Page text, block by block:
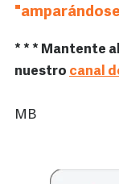
* * * Mantente
nuestro canal
MB